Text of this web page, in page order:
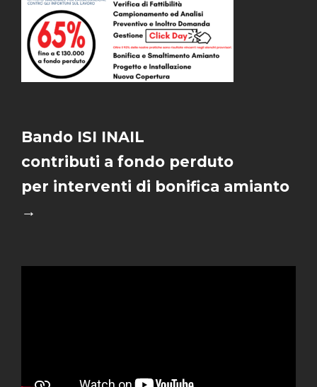
Bando ISI INAIL
contributi a fondo perduto
per interventi di bonifica amianto
→